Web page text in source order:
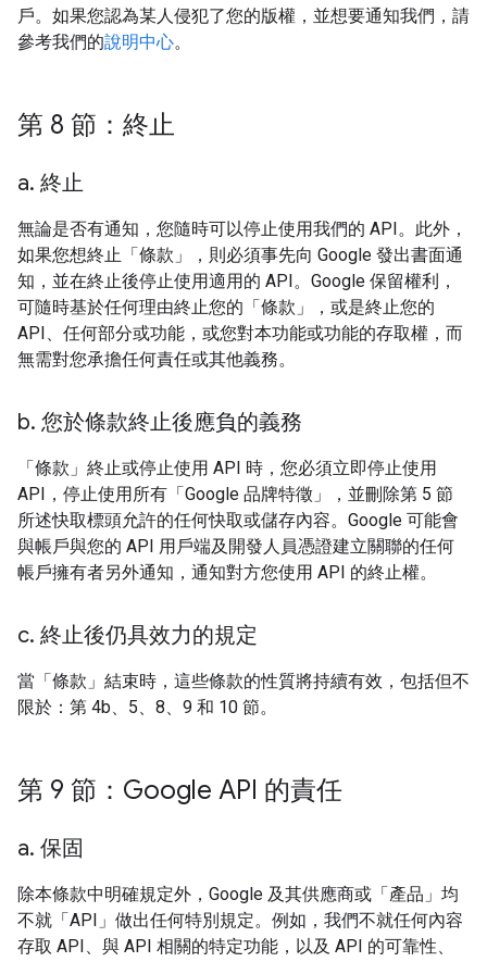
戶。如果您認為某人侵犯了您的版權，並想要通知我們，請
參考我們的說明中心。
第 8 節：終止
a. 終止
無論是否有通知，您隨時可以停止使用我們的 API。此外，
如果您想終止「條款」，則必須事先向 Google 發出書面通
知，並在終止後停止使用適用的 API。Google 保留權利，
可隨時基於任何理由終止您的「條款」，或是終止您的
API、任何部分或功能，或您對本功能或功能的存取權，而
無需對您承擔任何責任或其他義務。
b. 您於條款終止後應負的義務
「條款」終止或停止使用 API 時，您必須立即停止使用
API，停止使用所有「Google 品牌特徵」，並刪除第 5 節
所述快取標頭允許的任何快取或儲存內容。Google 可能會
與帳戶與您的 API 用戶端及開發人員憑證建立關聯的任何
帳戶擁有者另外通知，通知對方您使用 API 的終止權。
c. 終止後仍具效力的規定
當「條款」結束時，這些條款的性質將持續有效，包括但不
限於：第 4b、5、8、9 和 10 節。
第 9 節：Google API 的責任
a. 保固
除本條款中明確規定外，Google 及其供應商或「產品」均
不就「API」做出任何特別規定。例如，我們不就任何內容
存取 API、與 API 相關的特定功能，以及 API 的可靠性、